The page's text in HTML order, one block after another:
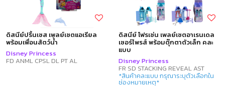
ดิสนีย์ปริ้นเซส เพลย์เซตแอเรียล
พร้อมเพื่อนสัตว์น้ำ
Disney Princess
FD ANML CPSL DL PT AL
ดิสนีย์ โฟรเซ่น เพลย์เซตอาเรนเดล
เซอร์ไพรส์ พร้อมตุ๊กตาตัวเล็ก คละ
แบบ
Disney Princess
FR SD STACKING REVEAL AST
*สินค้าคละแบบ กรุณาระบุตัวเลือกใน
ช่องหมายเหตุ*